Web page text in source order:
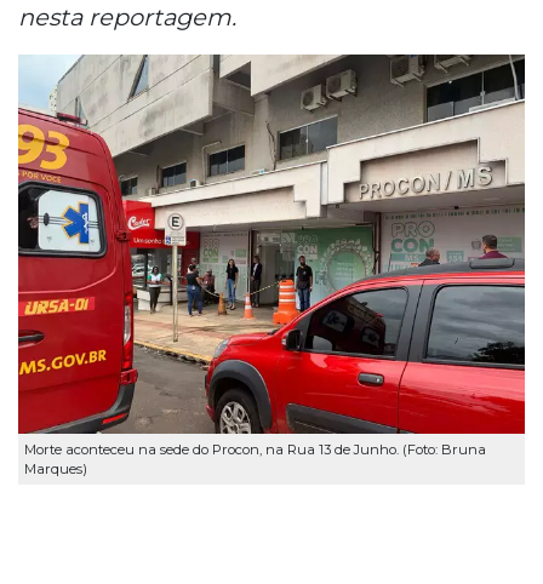
nesta reportagem.
Morte aconteceu na sede do Procon, na Rua 13 de Junho. (Foto: Bruna
Marques)